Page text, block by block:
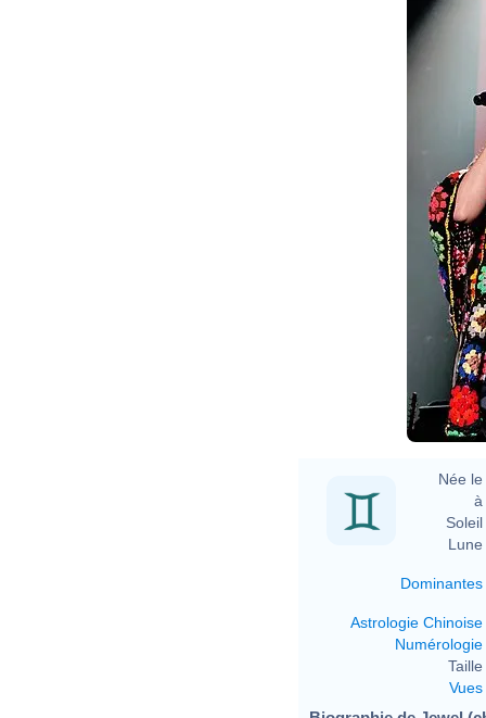
Née le
à
Soleil
Lune
Dominantes
Astrologie Chinoise
Numérologie
Taille
Vues